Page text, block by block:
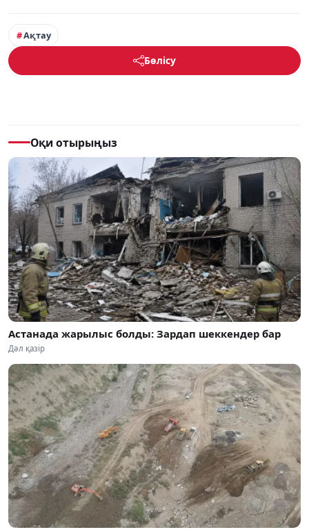
Ақтау
Бөлісу
Оқи отырыңыз
Астанада жарылыс болды: Зардап шеккендер бар
Дәл қазір